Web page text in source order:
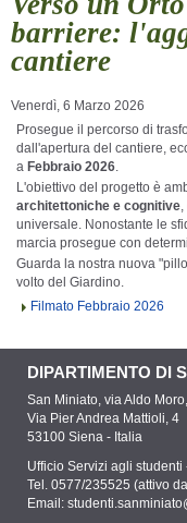
barriere:
cantiere
Venerdì, 6 Marzo 2026
Prosegue il percorso di
dall'apertura del cantiere,
a Febbraio 2026
L'obiettivo del progetto è
architettoniche e cognitive
universale. Nonostante le
marcia prosegue con
Guarda la nostra nuova
volto del Giardino.
Filmato Febbraio 2026
DIPARTIMENTO DI
San Miniato, via Aldo
Via Pier Andrea Mattioli, 4
53100 Siena - Italia
Ufficio Servizi agli studenti
Tel. 0577/235525 (attivo
Email: